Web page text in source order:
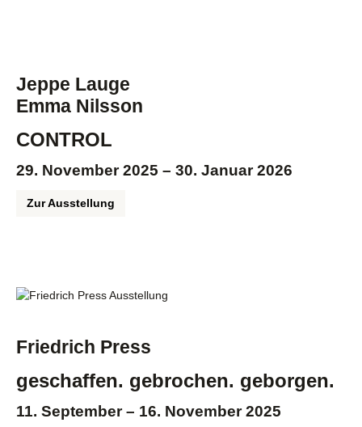
Jeppe Lauge
Emma Nilsson
CONTROL
29. November 2025 – 30. Januar 2026
Zur Ausstellung
Friedrich Press
geschaffen. gebrochen. geborgen.
11. September – 16. November 2025